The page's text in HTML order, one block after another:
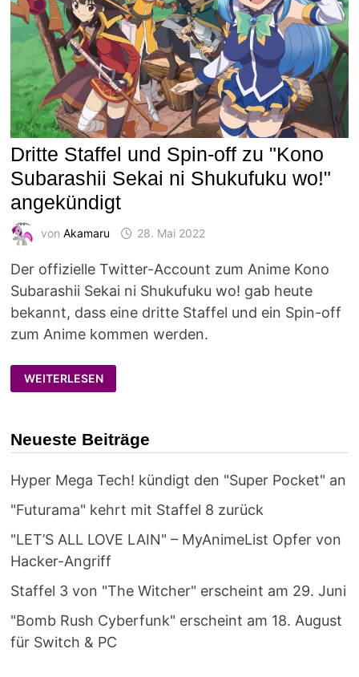
Dritte Staffel und Spin-off zu "Kono
Subarashii Sekai ni Shukufuku wo!"
angekündigt
von Akamaru 28. Mai 2022
Der offizielle Twitter-Account zum Anime Kono
Subarashii Sekai ni Shukufuku wo! gab heute
bekannt, dass eine dritte Staffel und ein Spin-off
zum Anime kommen werden.
DRITTE
STAFFEL
UND
"KONO
SUBARASHII
SHUKUFUKU
ANGEKÜNDIGT
WEITERLESEN
Neueste Beiträge
Hyper Mega Tech! kündigt den "Super Pocket" an
"Futurama" kehrt mit Staffel 8 zurück
"LET’S ALL LOVE LAIN" – MyAnimeList Opfer von
Hacker-Angriff
Staffel 3 von "The Witcher" erscheint am 29. Juni
"Bomb Rush Cyberfunk" erscheint am 18. August
für Switch & PC